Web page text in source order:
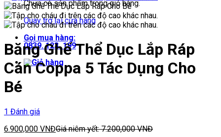
Chưa có sản phẩm trong giỏ hàng.
Quay trở lại cửa hàng
Gọi mua hàng:
0839. 123. 199
Băng Ghế Thể Dục Lắp Ráp
Cán Coppa 5 Tác Dụng Cho
Bé
1 Đánh giá
6.900,000 VNĐGiá niêm yết:7.200,000VNĐ